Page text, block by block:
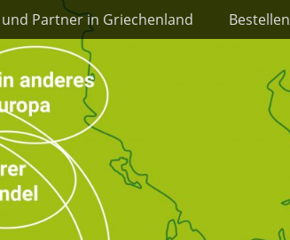
Partner in Griechenland Bestellen